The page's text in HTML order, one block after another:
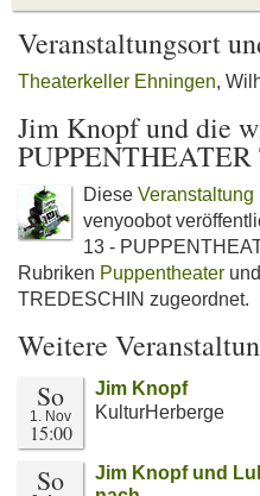
Veranstaltungsort
Theaterkeller Ehningen,
Jim Knopf und die
Diese Veranstaltung
venyoobot
13 -
Rubriken Puppentheater
TREDESCHIN zugeordnet.
Weitere
So
1. Nov
15:00
Jim Knopf
KulturHerberge
So
Jim Knopf und